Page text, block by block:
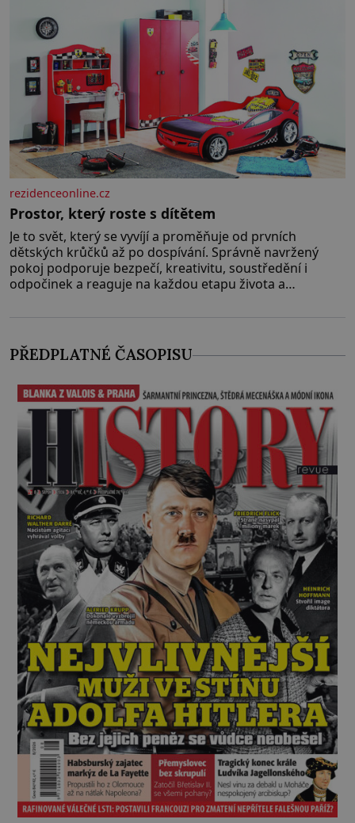
rezidenceonline.cz
Prostor, který roste s dítětem
Je to svět, který se vyvíjí a proměňuje od prvních
dětských krůčků až po dospívání. Správně navržený
pokoj podporuje bezpečí, kreativitu, soustředění i
odpočinek a reaguje na každou etapu života a
Předškolní věk je
PŘEDPLATNÉ ČASOPISU